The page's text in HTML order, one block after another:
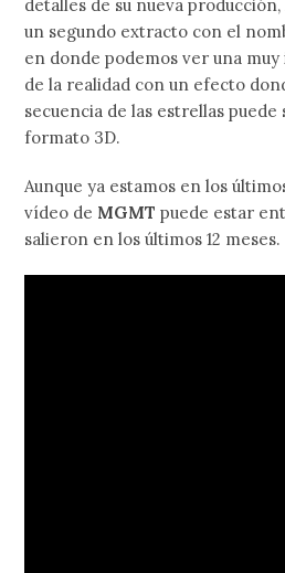
detalles de su nueva
un segundo extracto con el
en donde podemos ver una
de la realidad con un efecto
secuencia de las estrellas puede
formato 3D.
Aunque ya estamos en los
vídeo de MGMT puede estar
salieron en los últimos 12 meses.